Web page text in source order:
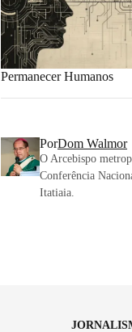
Permanecer Humanos
PorDom Walmor
O Arcebispo
Conferência
Itatiaia.